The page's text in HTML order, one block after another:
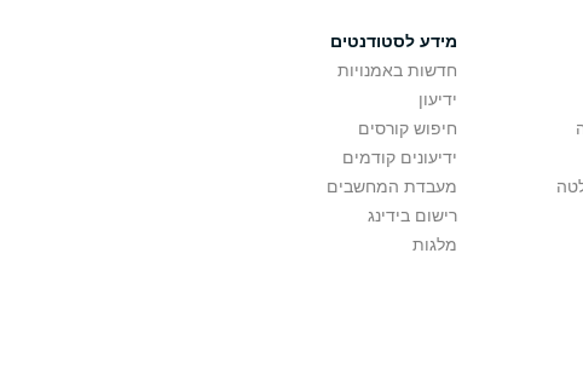
מידע לסטודנטים
חדשות באמנויות
ידיעון
חיפוש קורסים
ידיעונים קודמים
מעבדת המחשבים
רישום בידינג
מלגות